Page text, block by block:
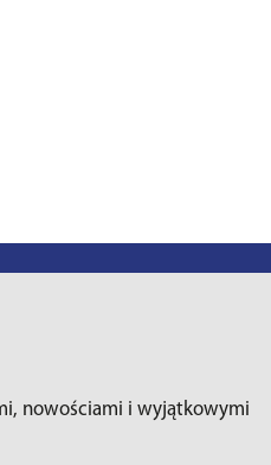
nowościami i wyjątkowymi